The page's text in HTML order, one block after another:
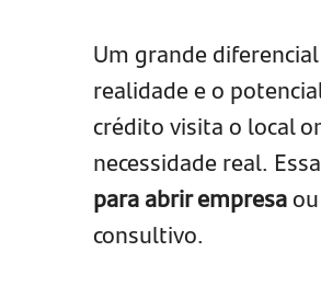
Um grande
realidade e o
crédito visita o local
necessidade real.
para abrir empresa
consultivo.